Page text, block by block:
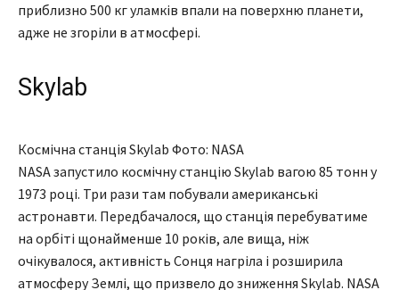
приблизно 500 кг уламків впали на поверхню планети,
адже не згоріли в атмосфері.
Skylab
Космічна станція Skylab Фото: NASA
NASA запустило космічну станцію Skylab вагою 85 тонн у
1973 році. Три рази там побували американські
астронавти. Передбачалося, що станція перебуватиме
на орбіті щонайменше 10 років, але вища, ніж
очікувалося, активність Сонця нагріла і розширила
атмосферу Землі, що призвело до зниження Skylab. NASA